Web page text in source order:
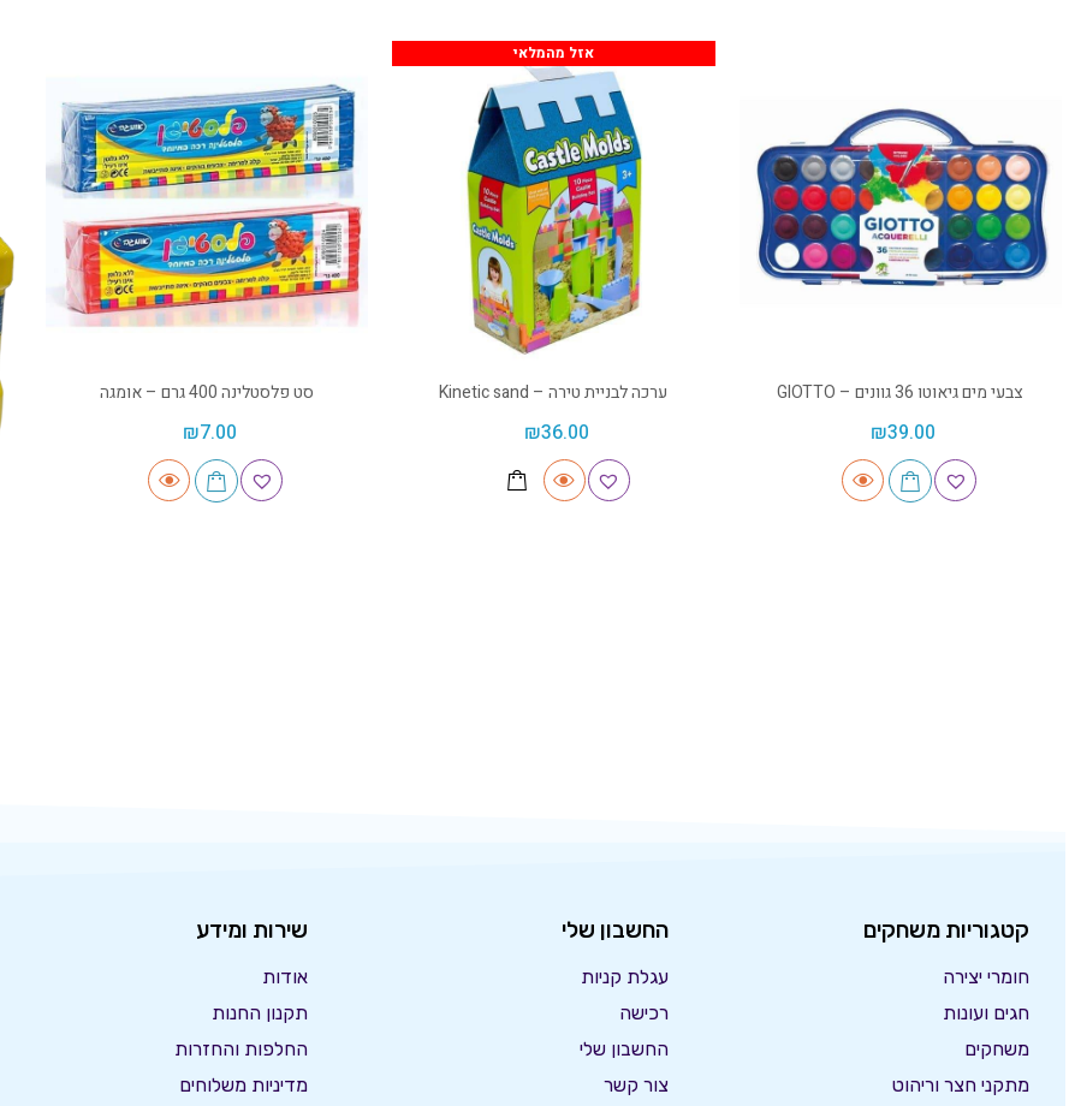
צבעי מים גיאוטו 36 גוונים – GIOTTO
₪39.00
אזל מהמלאי
ערכה לבניית טירה – Kinetic sand
₪36.00
סט פלסטלינה 400 גרם – אומגה
₪7.00
קטגוריות משחקים
חומרי יצירה
חגים ועונות
משחקים
מתקני חצר וריהוט
החשבון שלי
עגלת קניות
רכישה
החשבון שלי
צור קשר
שירות ומידע
אודות
תקנון החנות
החלפות והחזרות
מדיניות משלוחים